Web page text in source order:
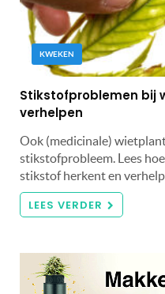
KWEKEN
Stikstofproblemen bij
verhelpen
Ook (medicinale)
stikstofprobleem. Lees
stikstof herkent en
LEES VERDER